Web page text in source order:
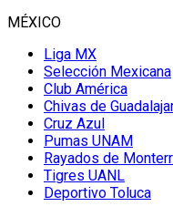
MÉXICO
Liga MX
Selección Mexicana
Club América
Chivas de
Cruz Azul
Pumas UNAM
Rayados de
Tigres UANL
Deportivo Toluca